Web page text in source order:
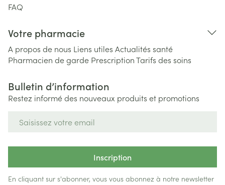
FAQ
Votre pharmacie
A propos de nous Liens utiles Actualités santé
Pharmacien de garde PrescriptionTarifs des soins
Bulletin d’information
Restez informé des nouveaux produits et promotions
Inscription
En cliquant sur s'abonner, vous vous abonnez à notre newsletter